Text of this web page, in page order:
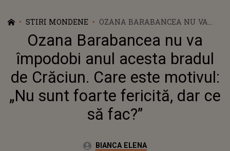
STIRI MONDENE
OZANA BARABANCEA NU VA
ÎMPODOBI ANUL ACESTA
BRADUL DE CRĂCIUN. CARE
ESTE MOTIVUL: „NU SUNT
FOARTE FERICITĂ, DAR CE SĂ
FAC?”
Ozana Barabancea nu va
împodobi anul acesta bradul
de Crăciun. Care este motivul:
„Nu sunt foarte fericită, dar ce
să fac?”
Autor:BIANCA ELENA